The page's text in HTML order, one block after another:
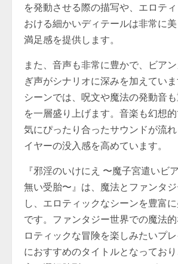
を発動させる際の描写や、エロテ
おける細かいディテールは非常に
満足感を提供します。
また、音声も非常に豊かで、ビア
ぎ声がシナリオに深みを加えてい
シーンでは、呪文や魔法の発動音
を一層盛り上げます。音楽も幻想
気にぴったり合ったサウンドが流
イヤーの没入感を高めています。
『邪淫のいけにえ 〜魔子宮遣いビ
無い受胎〜』は、魔法とファンタ
し、エロティックなシーンを豊富
です。ファンタジー世界での魔法
ロティックな冒険を楽しみたいプ
におすすめのタイトルとなってお